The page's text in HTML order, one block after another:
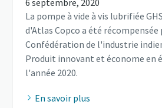
6 septembre, 2020
La pompe à vide à vis lubrifiée GHS
d'Atlas Copco a été récompensée
Confédération de l'industrie
Produit innovant et économe en
l'année 2020.
En savoir plus